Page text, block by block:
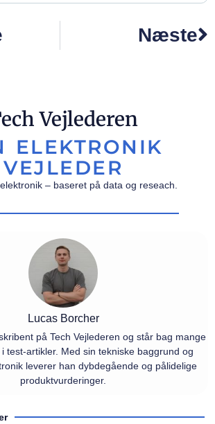
Næste
Vejlederen
ELEKTRONIK
VEJLEDER
– baseret på data og reseach.
Lucas Borcher
på Tech Vejlederen og står bag mange
test-artikler. Med sin tekniske baggrund og
leverer han dybdegående og pålidelige
produktvurderinger.